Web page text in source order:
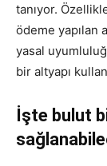
tanıyor.
ödeme yapılan
yasal
bir altyapı
İşte bulut